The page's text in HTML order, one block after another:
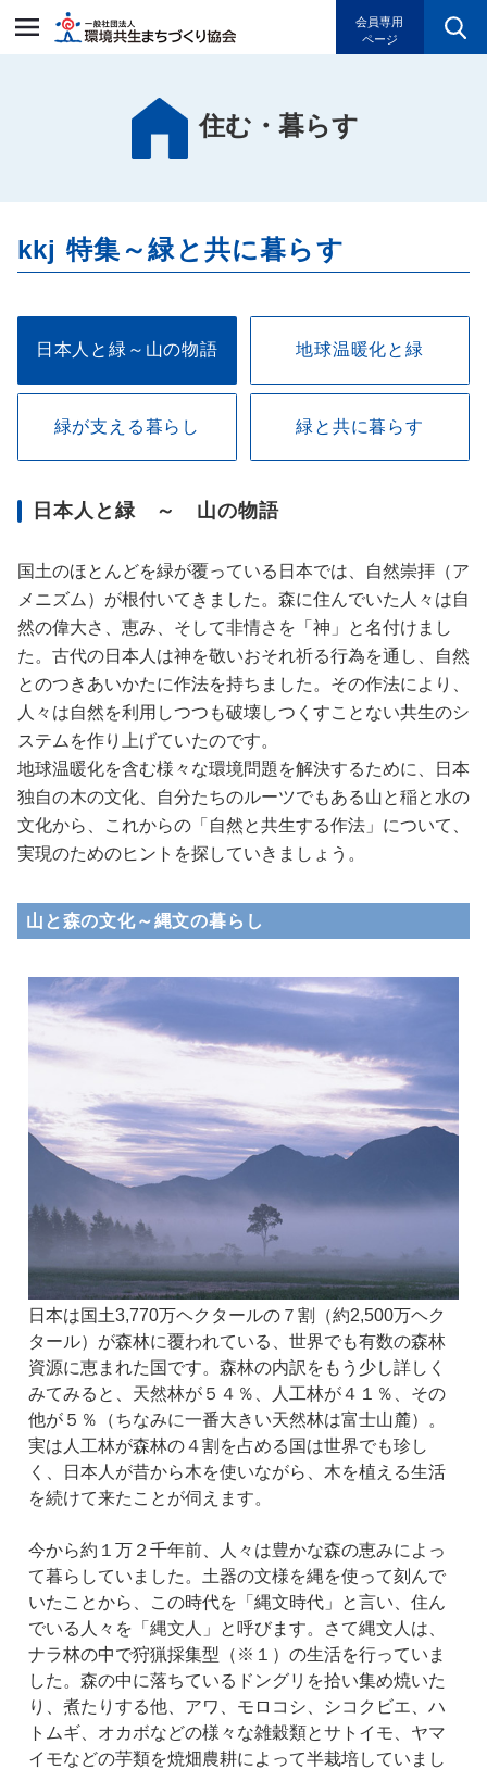
会員専用
ページ
住む・暮らす
kkj 特集～緑と共に暮らす
日本人と緑～山の物語 地球温暖化と緑
緑が支える暮らし 緑と共に暮らす
日本人と緑 ～ 山の物語
国土のほとんどを緑が覆っている日本では、自然崇拝（ア
メニズム）が根付いてきました。森に住んでいた人々は自
然の偉大さ、恵み、そして非情さを「神」と名付けまし
た。古代の日本人は神を敬いおそれ祈る行為を通し、自然
とのつきあいかたに作法を持ちました。その作法により、
人々は自然を利用しつつも破壊しつくすことない共生のシ
ステムを作り上げていたのです。
地球温暖化を含む様々な環境問題を解決するために、日本
独自の木の文化、自分たちのルーツでもある山と稲と水の
文化から、これからの「自然と共生する作法」について、
実現のためのヒントを探していきましょう。
山と森の文化～縄文の暮らし
日本は国土3,770万ヘクタールの７割（約2,500万ヘク
タール）が森林に覆われている、世界でも有数の森林
資源に恵まれた国です。森林の内訳をもう少し詳しく
みてみると、天然林が５４％、人工林が４１％、その
他が５％（ちなみに一番大きい天然林は富士山麓）。
実は人工林が森林の４割を占める国は世界でも珍し
く、日本人が昔から木を使いながら、木を植える生活
を続けて来たことが伺えます。
今から約１万２千年前、人々は豊かな森の恵みによっ
て暮らしていました。土器の文様を縄を使って刻んで
いたことから、この時代を「縄文時代」と言い、住ん
でいる人々を「縄文人」と呼びます。さて縄文人は、
ナラ林の中で狩猟採集型（※１）の生活を行っていま
した。森の中に落ちているドングリを拾い集め焼いた
り、煮たりする他、アワ、モロコシ、シコクビエ、ハ
トムギ、オカボなどの様々な雑穀類とサトイモ、ヤマ
イモなどの芋類を焼畑農耕によって半栽培していまし